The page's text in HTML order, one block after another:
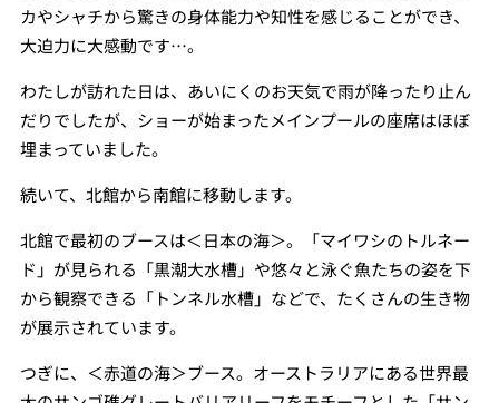
カやシャチから驚きの身体能力や知性を感じることができ、
大迫力に大感動です…。
わたしが訪れた日は、あいにくのお天気で雨が降ったり止ん
だりでしたが、ショーが始まったメインプールの座席はほぼ
埋まっていました。
続いて、北館から南館に移動します。
北館で最初のブースは＜日本の海＞。「マイワシのトルネー
ド」が見られる「黒潮大水槽」や悠々と泳ぐ魚たちの姿を下
から観察できる「トンネル水槽」などで、たくさんの生き物
が展示されています。
つぎに、＜赤道の海＞ブース。オーストラリアにある世界最